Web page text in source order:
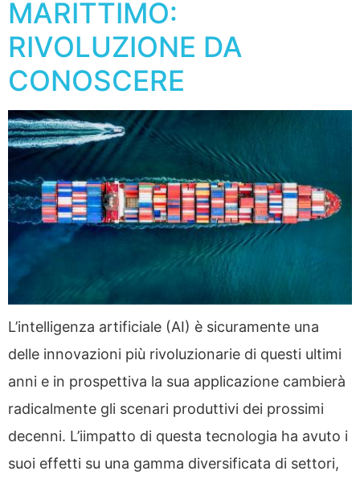
MARITTIMO:
RIVOLUZIONE DA
CONOSCERE
L’intelligenza artificiale (AI) è sicuramente una
delle innovazioni più rivoluzionarie di questi ultimi
anni e in prospettiva la sua applicazione cambierà
radicalmente gli scenari produttivi dei prossimi
decenni. L’iimpatto di questa tecnologia ha avuto i
suoi effetti su una gamma diversificata di settori,